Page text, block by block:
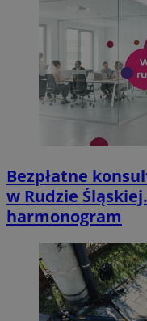
Bezpłatne
w Rudzie
harmonogram